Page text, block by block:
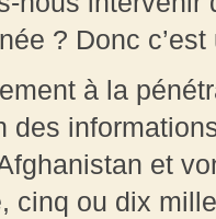
? Donc
à la
des
et
cinq ou dix